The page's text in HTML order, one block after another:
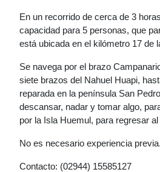
En un recorrido de cerca de 3
capacidad para 5 personas, que
está ubicada en el kilómetro 17 de
Se navega por el brazo
siete brazos del Nahuel Huapi,
reparada en la península San
descansar, nadar y tomar algo,
por la Isla Huemul, para regresar al
No es necesario experiencia previa.
Contacto: (02944) 15585127